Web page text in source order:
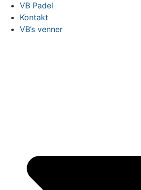
VB Padel
Kontakt
VB’s venner